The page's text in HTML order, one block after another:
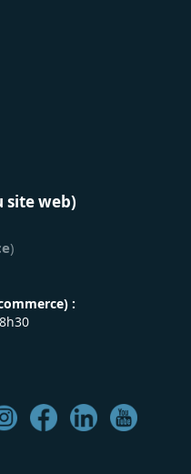
site web)
)
) :